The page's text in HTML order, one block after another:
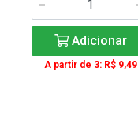
Adicionar
A partir de 3: R$ 9,49